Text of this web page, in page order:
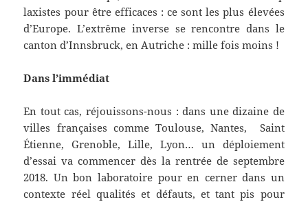
laxistes pour être efficaces : ce sont les plus élevées
d’Europe. L’extrême inverse se rencontre dans le
canton d’Innsbruck, en Autriche : mille fois moins !
Dans l’immédiat
En tout cas, réjouissons-nous : dans une dizaine de
villes françaises comme Toulouse, Nantes, Saint
Étienne, Grenoble, Lille, Lyon… un déploiement
d’essai va commencer dès la rentrée de septembre
2018. Un bon laboratoire pour en cerner dans un
contexte réel qualités et défauts, et tant pis pour